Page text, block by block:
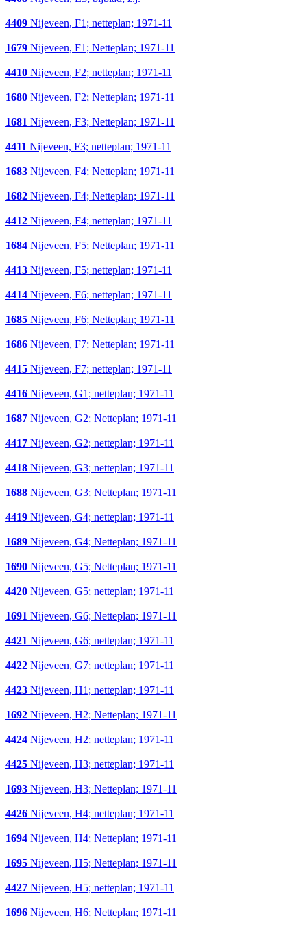
4409 Nijeveen, F1; netteplan; 1971-11
1679 Nijeveen, F1; Netteplan; 1971-11
4410 Nijeveen, F2; netteplan; 1971-11
1680 Nijeveen, F2; Netteplan; 1971-11
1681 Nijeveen, F3; Netteplan; 1971-11
4411 Nijeveen, F3; netteplan; 1971-11
1683 Nijeveen, F4; Netteplan; 1971-11
1682 Nijeveen, F4; Netteplan; 1971-11
4412 Nijeveen, F4; netteplan; 1971-11
1684 Nijeveen, F5; Netteplan; 1971-11
4413 Nijeveen, F5; netteplan; 1971-11
4414 Nijeveen, F6; netteplan; 1971-11
1685 Nijeveen, F6; Netteplan; 1971-11
1686 Nijeveen, F7; Netteplan; 1971-11
4415 Nijeveen, F7; netteplan; 1971-11
4416 Nijeveen, G1; netteplan; 1971-11
1687 Nijeveen, G2; Netteplan; 1971-11
4417 Nijeveen, G2; netteplan; 1971-11
4418 Nijeveen, G3; netteplan; 1971-11
1688 Nijeveen, G3; Netteplan; 1971-11
4419 Nijeveen, G4; netteplan; 1971-11
1689 Nijeveen, G4; Netteplan; 1971-11
1690 Nijeveen, G5; Netteplan; 1971-11
4420 Nijeveen, G5; netteplan; 1971-11
1691 Nijeveen, G6; Netteplan; 1971-11
4421 Nijeveen, G6; netteplan; 1971-11
4422 Nijeveen, G7; netteplan; 1971-11
4423 Nijeveen, H1; netteplan; 1971-11
1692 Nijeveen, H2; Netteplan; 1971-11
4424 Nijeveen, H2; netteplan; 1971-11
4425 Nijeveen, H3; netteplan; 1971-11
1693 Nijeveen, H3; Netteplan; 1971-11
4426 Nijeveen, H4; netteplan; 1971-11
1694 Nijeveen, H4; Netteplan; 1971-11
1695 Nijeveen, H5; Netteplan; 1971-11
4427 Nijeveen, H5; netteplan; 1971-11
1696 Nijeveen, H6; Netteplan; 1971-11